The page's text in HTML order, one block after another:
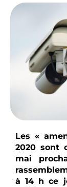
Les «
2020 sont
mai
à 14 h ce